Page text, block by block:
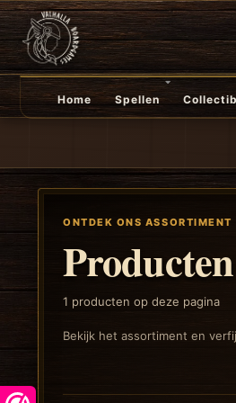
Home Spellen
ONTDEK ONS ASSORTIMENT
1 producten op deze pagina
Bekijk het assortiment en